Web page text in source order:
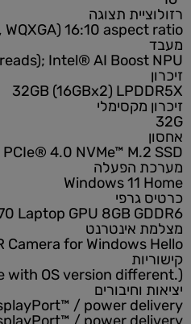
תצוגה
WQXGA) 16:10
Threads); Intel® AI
32GB (16GBx2)
מקסימלי
2TB PCIe® 4.0 NVMe™
הפעלה
Windows 11
גרפי
4070 Laptop GPU 8GB
אינטרנט
IR Camera for